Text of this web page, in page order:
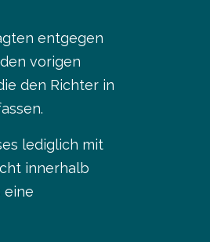
entgegen
vorigen
den Richter in
lediglich mit
innerhalb
eine